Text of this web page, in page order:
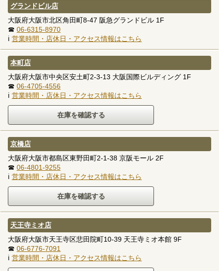
グランドビル店
大阪府大阪市北区角田町8-47 阪急グランドビル 1F
☎ 06-6315-8970
ℹ 営業時間・店休日・アクセス情報はこちら
本町店
大阪府大阪市中央区安土町2-3-13 大阪国際ビルディング 1F
☎ 06-4705-4556
ℹ 営業時間・店休日・アクセス情報はこちら
京橋店
大阪府大阪市都島区東野田町2-1-38 京阪モール 2F
☎ 06-4801-9255
ℹ 営業時間・店休日・アクセス情報はこちら
天王寺ミオ店
大阪府大阪市天王寺区悲田院町10-39 天王寺ミオ本館 9F
☎ 06-6776-7091
ℹ 営業時間・店休日・アクセス情報はこちら